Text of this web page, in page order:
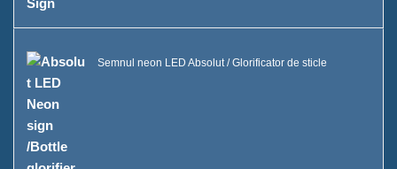
Semnul neon LED Absolut / Glorificator de sticle